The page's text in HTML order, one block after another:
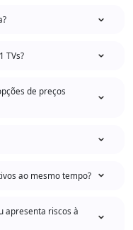
TVs?
de preços
ao mesmo tempo?
apresenta riscos à